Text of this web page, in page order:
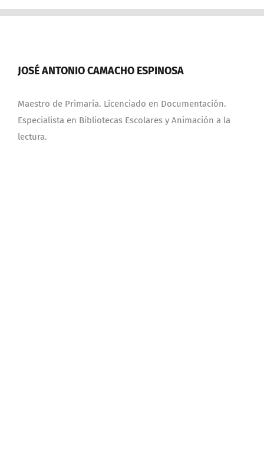
JOSÉ ANTONIO CAMACHO ESPINOSA
Maestro de Primaria. Licenciado en Documentación.
Especialista en Bibliotecas Escolares y Animación a la
lectura.